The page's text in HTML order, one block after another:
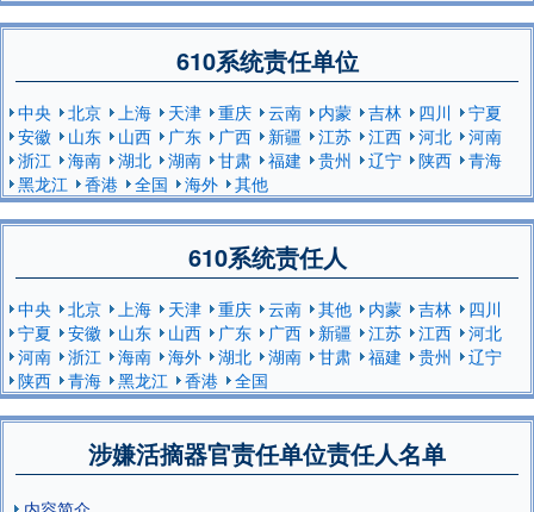
610系统责任单位
中央 北京 上海 天津 重庆 云南 内蒙 吉林 四川
宁夏
安徽
山东 山西 广东 广西 新疆 江苏 江西 河北
河南
浙江
海南 湖北 湖南 甘肃 福建 贵州 辽宁 陕西
青海
黑龙江
香港 全国 海外 其他
610系统责任人
中央 北京 上海 天津 重庆 云南 其他 内蒙 吉林
四川
宁夏
安徽 山东 山西 广东 广西 新疆 江苏 江西
河北
河南
浙江 海南 海外 湖北 湖南 甘肃 福建 贵州
辽宁
陕西
青海 黑龙江 香港 全国
涉嫌活摘器官责任单位责任人名单